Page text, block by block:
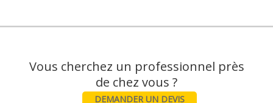
Vous cherchez un professionnel près
DEMANDER UN DEVIS